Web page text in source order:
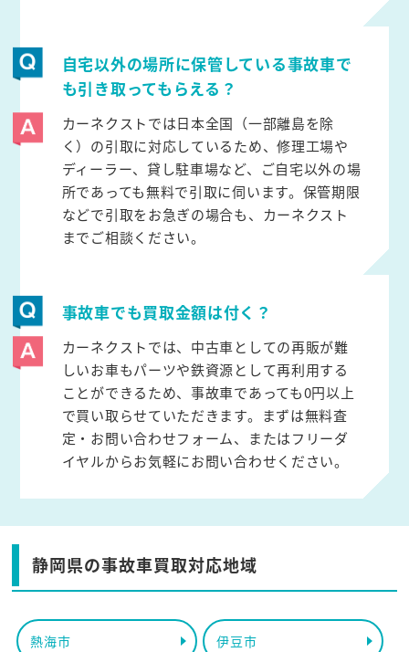
自宅以外の場所に保管している事故車で
も引き取ってもらえる？
カーネクストでは日本全国（一部離島を除
く）の引取に対応しているため、修理工場や
ディーラー、貸し駐車場など、ご自宅以外の場
所であっても無料で引取に伺います。保管期限
などで引取をお急ぎの場合も、カーネクスト
までご相談ください。
事故車でも買取金額は付く？
カーネクストでは、中古車としての再販が難
しいお車もパーツや鉄資源として再利用する
ことができるため、事故車であっても0円以上
で買い取らせていただきます。まずは無料査
定・お問い合わせフォーム、またはフリーダ
イヤルからお気軽にお問い合わせください。
静岡県の事故車買取対応地域
熱海市 伊豆市